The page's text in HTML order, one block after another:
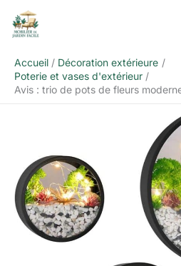
Accueil
Décoration extérieure
Poterie et vases d'extérieur
Avis : trio de pots de fleurs
Rechercher